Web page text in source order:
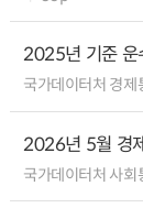
2025년 기준 운
국가데이터처 경
2026년 5월 경
국가데이터처 사